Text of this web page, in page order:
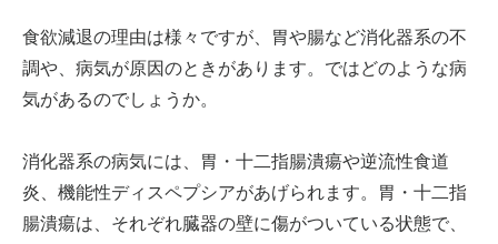
食欲減退の理由は様々ですが、胃や腸など消化器系の不
調や、病気が原因のときがあります。ではどのような病
気があるのでしょうか。
消化器系の病気には、胃・十二指腸潰瘍や逆流性食道
炎、機能性ディスペプシアがあげられます。胃・十二指
腸潰瘍は、それぞれ臓器の壁に傷がついている状態で、